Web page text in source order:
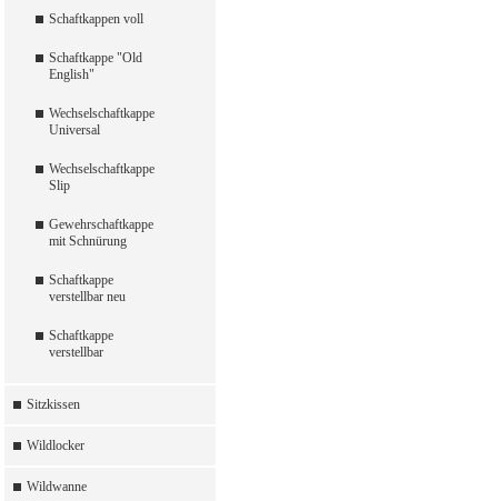
Schaftkappen voll
Schaftkappe "Old
English"
Wechselschaftkappe
Universal
Wechselschaftkappe
Slip
Gewehrschaftkappe
mit Schnürung
Schaftkappe
verstellbar neu
Schaftkappe
verstellbar
Sitzkissen
Wildlocker
Wildwanne